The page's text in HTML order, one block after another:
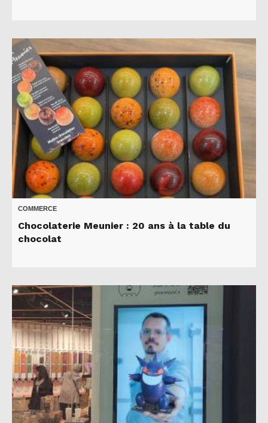
COMMERCE
Chocolaterie Meunier : 20 ans à la table du
chocolat